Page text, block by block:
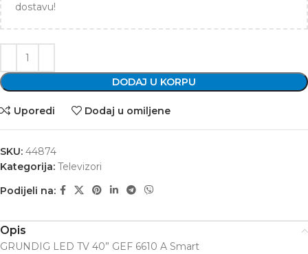
dostavu!
DODAJ U KORPU
Uporedi Dodaj u omiljene
SKU: 44874
Kategorija: Televizori
Podijeli na:
Opis
GRUNDIG LED TV 40” GEF 6610 A Smart